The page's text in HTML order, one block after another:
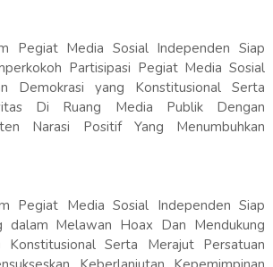
Pegiat Media Sosial Independen Siap
Partisipasi Pegiat Media Sosial
Demokrasi yang Konstitusional Serta
Di Ruang Media Publik Dengan
Narasi Positif Yang Menumbuhkan
Pegiat Media Sosial Independen Siap
dalam Melawan Hoax Dan Mendukung
Konstitusional Serta Merajut Persatuan